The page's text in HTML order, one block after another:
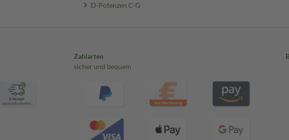
D-Potenzen C-G
Zahlarten
sicher und bequem